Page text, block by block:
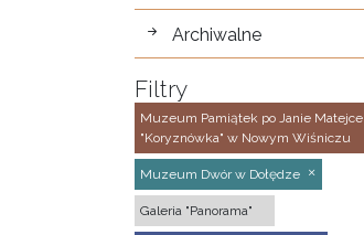
Archiwalne
Filtry
Muzeum Pamiątek po Janie Matejce
"Koryznówka" w Nowym Wiśniczu
Muzeum Dwór w Dołędze
Galeria "Panorama"